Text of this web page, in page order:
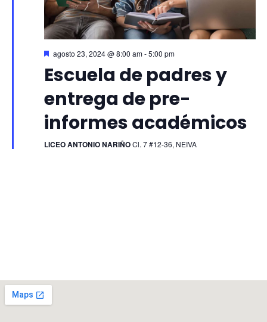
Destacado
agosto 23, 2024 @ 8:00 am-5:00 pm
Escuela de padres y
entrega de pre-
informes académicos
LICEO ANTONIO NARIÑOCl. 7 #12-36, NEIVA